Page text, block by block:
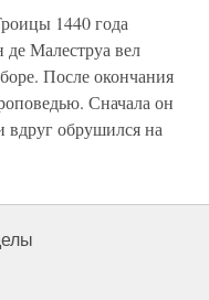
1440 года
Малеструа вел
После окончания
Сначала он
вдруг обрушился на